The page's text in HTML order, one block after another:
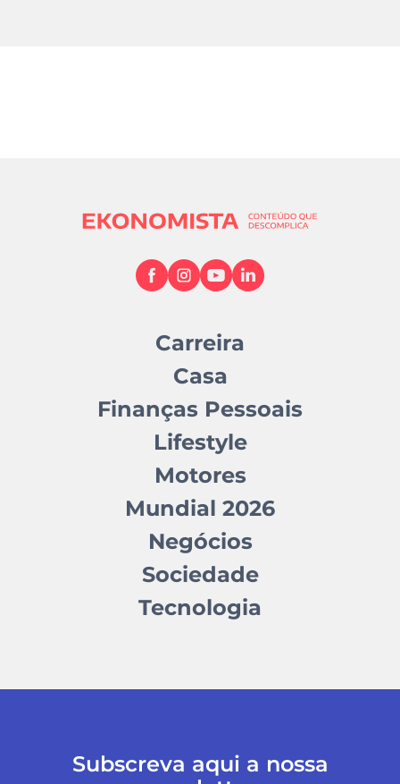
Carreira
Casa
Finanças Pessoais
Lifestyle
Motores
Mundial 2026
Negócios
Sociedade
Tecnologia
Subscreva aqui a nossa